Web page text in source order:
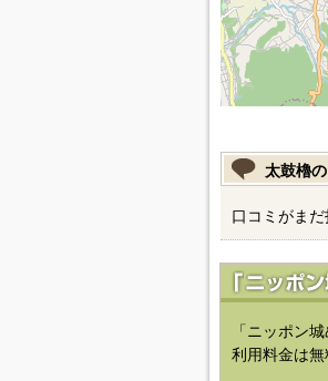
太鼓櫓
口コミがまだ
「ニッポン
利用料金は無